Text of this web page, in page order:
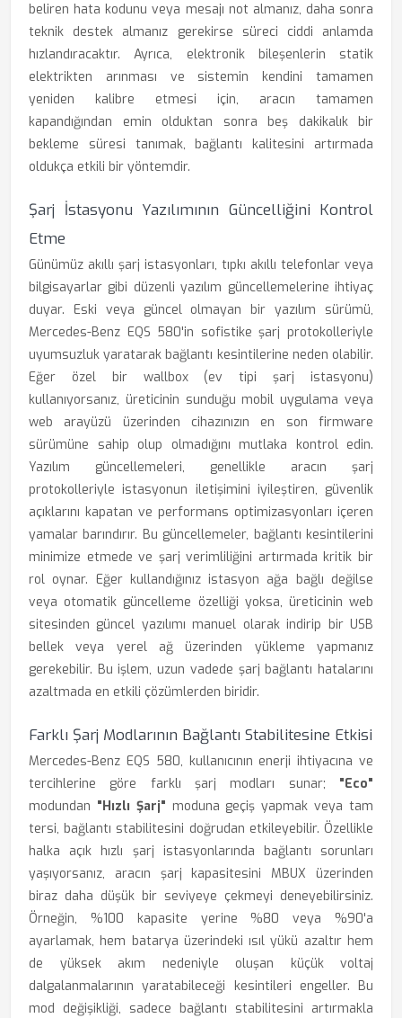
beliren hata kodunu veya mesajı not almanız, daha sonra
teknik destek almanız gerekirse süreci ciddi anlamda
hızlandıracaktır. Ayrıca, elektronik bileşenlerin statik
elektrikten arınması ve sistemin kendini tamamen
yeniden kalibre etmesi için, aracın tamamen
kapandığından emin olduktan sonra beş dakikalık bir
bekleme süresi tanımak, bağlantı kalitesini artırmada
oldukça etkili bir yöntemdir.
Şarj İstasyonu Yazılımının Güncelliğini Kontrol
Etme
Günümüz akıllı şarj istasyonları, tıpkı akıllı telefonlar veya
bilgisayarlar gibi düzenli yazılım güncellemelerine ihtiyaç
duyar. Eski veya güncel olmayan bir yazılım sürümü,
Mercedes-Benz EQS 580'in sofistike şarj protokolleriyle
uyumsuzluk yaratarak bağlantı kesintilerine neden olabilir.
Eğer özel bir wallbox (ev tipi şarj istasyonu)
kullanıyorsanız, üreticinin sunduğu mobil uygulama veya
web arayüzü üzerinden cihazınızın en son firmware
sürümüne sahip olup olmadığını mutlaka kontrol edin.
Yazılım güncellemeleri, genellikle aracın şarj
protokolleriyle istasyonun iletişimini iyileştiren, güvenlik
açıklarını kapatan ve performans optimizasyonları içeren
yamalar barındırır. Bu güncellemeler, bağlantı kesintilerini
minimize etmede ve şarj verimliliğini artırmada kritik bir
rol oynar. Eğer kullandığınız istasyon ağa bağlı değilse
veya otomatik güncelleme özelliği yoksa, üreticinin web
sitesinden güncel yazılımı manuel olarak indirip bir USB
bellek veya yerel ağ üzerinden yükleme yapmanız
gerekebilir. Bu işlem, uzun vadede şarj bağlantı hatalarını
azaltmada en etkili çözümlerden biridir.
Farklı Şarj Modlarının Bağlantı Stabilitesine Etkisi
Mercedes-Benz EQS 580, kullanıcının enerji ihtiyacına ve
tercihlerine göre farklı şarj modları sunar; "Eco"
modundan "Hızlı Şarj" moduna geçiş yapmak veya tam
tersi, bağlantı stabilitesini doğrudan etkileyebilir. Özellikle
halka açık hızlı şarj istasyonlarında bağlantı sorunları
yaşıyorsanız, aracın şarj kapasitesini MBUX üzerinden
biraz daha düşük bir seviyeye çekmeyi deneyebilirsiniz.
Örneğin, %100 kapasite yerine %80 veya %90'a
ayarlamak, hem batarya üzerindeki ısıl yükü azaltır hem
de yüksek akım nedeniyle oluşan küçük voltaj
dalgalanmalarının yaratabileceği kesintileri engeller. Bu
mod değişikliği, sadece bağlantı stabilitesini artırmakla